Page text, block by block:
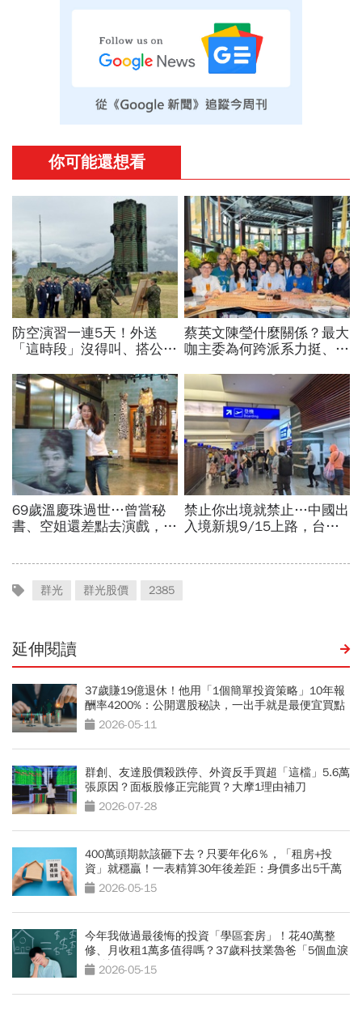
群光 群光股價 2385
延伸閱讀
37歲賺19億退休！他用「1個簡單投資策略」10年報
酬率4200%：公開選股秘訣，一出手就是最便宜買點
2026-05-11
群創、友達股價殺跌停、外資反手買超「這檔」5.6萬
張原因？面板股修正完能買？大摩1理由補刀
2026-07-28
400萬頭期款該砸下去？只要年化6％，「租房+投
資」就穩贏！一表精算30年後差距：身價多出5千萬
2026-05-15
今年我做過最後悔的投資「學區套房」！花40萬整
修、月收租1萬多值得嗎？37歲科技業魯爸「5個血淚
經驗談」
2026-05-15